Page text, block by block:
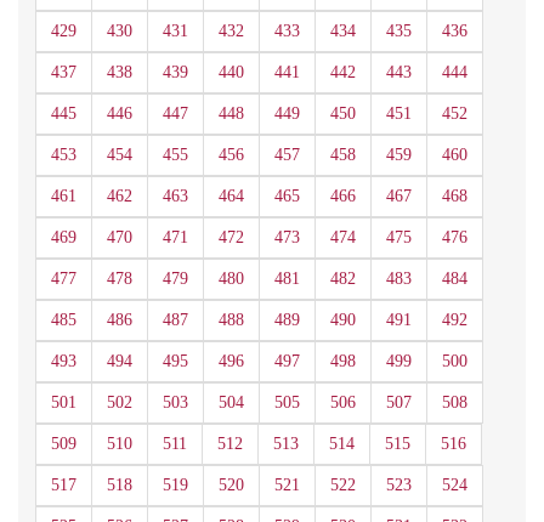
429 430 431 432 433 434 435 436
437 438 439 440 441 442 443 444
445 446 447 448 449 450 451 452
453 454 455 456 457 458 459 460
461 462 463 464 465 466 467 468
469 470 471 472 473 474 475 476
477 478 479 480 481 482 483 484
485 486 487 488 489 490 491 492
493 494 495 496 497 498 499 500
501 502 503 504 505 506 507 508
509 510 511 512 513 514 515 516
517 518 519 520 521 522 523 524